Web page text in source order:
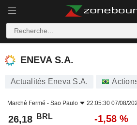
ENEVA S.A.
ENEVA S.A.
Actualités Eneva S.A.
Marché Fermé - Sao Paulo 22:05:30 07/08/
26,18 BRL -1,58 %